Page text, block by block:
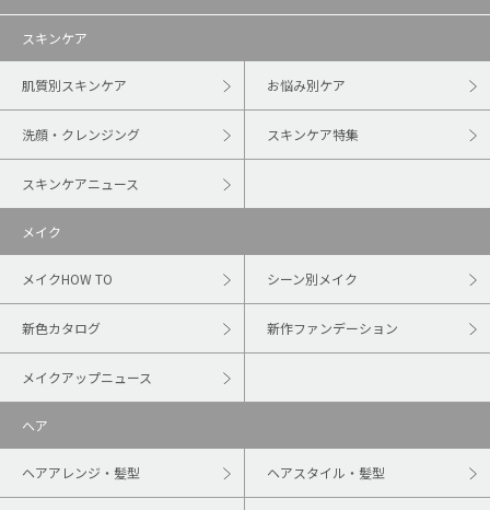
スキンケア
肌質別スキンケア お悩み別ケア
洗顔・クレンジング スキンケア特集
スキンケアニュース
メイク
メイクHOW TO シーン別メイク
新色カタログ 新作ファンデーション
メイクアップニュース
ヘア
ヘアアレンジ・髪型 ヘアスタイル・髪型